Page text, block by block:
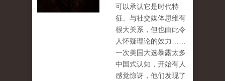
可以承认它是时代特
征、与社交媒体思维有
很大关系，但也由此令
人怀疑理论的效力……
一次美国大选暴露太多
中国式认知，开始有人
感觉惊讶，他们发现了